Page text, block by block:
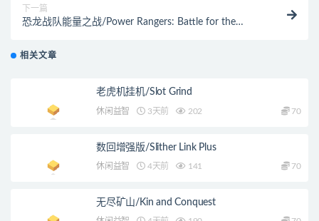
下一篇
恐龙战队能量之战/Power Rangers: Battle for the
相关文章
老虎机挂机/Slot Grind
休闲益智 3天前 202 70
数回增强版/Slither Link Plus
休闲益智 4天前 141 70
无尽矿山/Kin and Conquest